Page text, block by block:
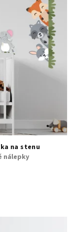
na stenu
nálepky
produktu